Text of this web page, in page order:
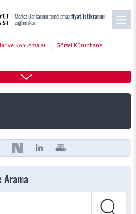
Merkez Bankasının temel amacıfiyat istikrarını
sağlamaktır.
ve Konuşmalar
Görsel Kütüphane
Arama